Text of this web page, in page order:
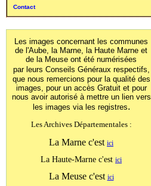
Contact
Les images concernant les communes
de l'Aube, la Marne, la Haute Marne et
de la Meuse ont été numérisées
par leurs Conseils Généraux respectifs,
que nous remercions pour la qualité des
images, pour un accès Gratuit et pour
nous avoir autorisé à mettre un lien vers
les images via les registres.
Les Archives Départementales :
La Marne c'est ici
La Haute-Marne c'est ici
La Meuse c'est ici